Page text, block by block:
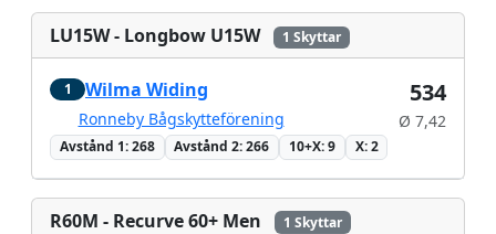
LU15W - Longbow U15W 1 Skyttar
1 Wilma Widing
Ronneby Bågskytteförening
Avstånd 1: 268 Avstånd 2: 266 10+X: 9 X: 2
534
Ø 7,42
R60M - Recurve 60+ Men 1 Skyttar